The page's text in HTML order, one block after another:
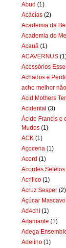
Abud (1)
Acácias (2)
Academia da
Academia do
Acauã (1)
ACAVERNUS
Acessórios
Achados e
acho melhor não
Acid Mothers
Acidental (3)
Ácido Francis e
Mudos (1)
ACK (1)
Açocena (1)
Acord (1)
Acordes Seletos
Acrilico (1)
Acruz Sesper (2)
Açúcar Mascavo
Ad4chi (1)
Adamante (1)
Adega
Adelino (1)